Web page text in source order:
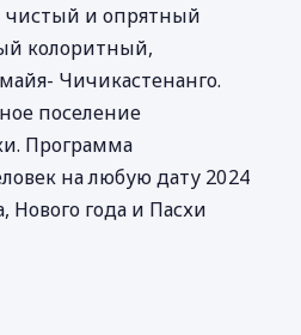
чистый и опрятный
колоритный,
Чичикастенанго.
поселение
Программа
на любую дату 2024
Нового года и Пасхи